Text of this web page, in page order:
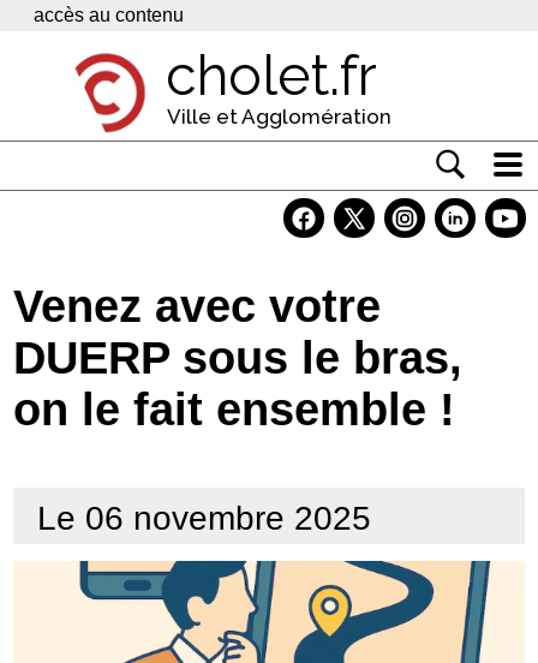
Panneau de gestion des cookies
accès au contenu
cholet.fr
Ville et Agglomération
Economie
Services
Contacts
Venez avec votre
DUERP sous le bras,
on le fait ensemble !
Le 06 novembre 2025